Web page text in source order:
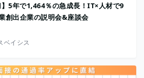
】5年で1,464％の急成長！IT×人材で9
創出企業の説明会&座談会
ベイシス